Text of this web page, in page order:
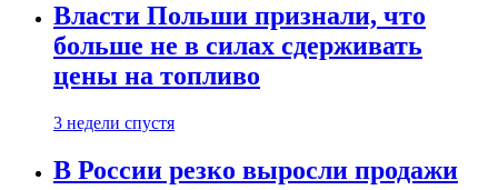
Власти Польши признали, что
больше не в силах сдерживать
цены на топливо
3 недели спустя
В России резко выросли продажи